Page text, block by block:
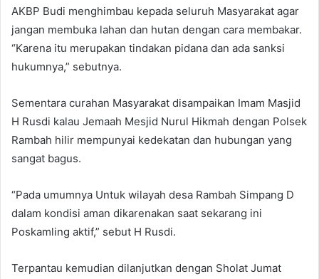
AKBP Budi menghimbau kepada seluruh Masyarakat agar
jangan membuka lahan dan hutan dengan cara membakar.
“Karena itu merupakan tindakan pidana dan ada sanksi
hukumnya,” sebutnya.
Sementara curahan Masyarakat disampaikan Imam Masjid
H Rusdi kalau Jemaah Mesjid Nurul Hikmah dengan Polsek
Rambah hilir mempunyai kedekatan dan hubungan yang
sangat bagus.
“Pada umumnya Untuk wilayah desa Rambah Simpang D
dalam kondisi aman dikarenakan saat sekarang ini
Poskamling aktif,” sebut H Rusdi.
Terpantau kemudian dilanjutkan dengan Sholat Jumat